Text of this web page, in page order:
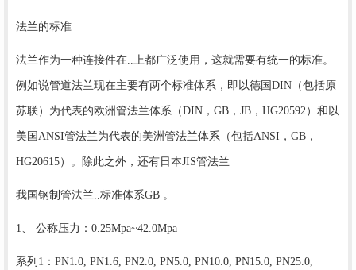
法兰的标准
法兰作为一种连接件在..上都广泛使用，这就需要有统一的标准。
例如说管道法兰现在主要有两个标准体系，即以德国DIN（包括原
苏联）为代表的欧洲管法兰体系（DIN，GB，JB，HG20592）和以
美国ANSI管法兰为代表的美洲管法兰体系（包括ANSI，GB，
HG20615）。除此之外，还有日本JIS管法兰
我国钢制管法兰..标准体系GB 。
1、 公称压力：0.25Mpa~42.0Mpa
系列1：PN1.0, PN1.6, PN2.0, PN5.0, PN10.0, PN15.0, PN25.0,